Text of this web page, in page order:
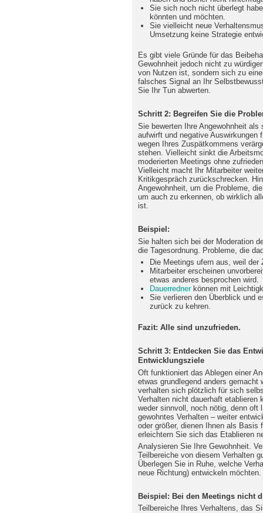
Sie sich noch nicht überlegt
könnten und möchten.
Sie vielleicht neue
Umsetzung keine Strategie
Es gibt viele Gründe für das
Gewohnheit jedoch nicht zu
von Nutzen ist, sondern sich zu
falsches Signal an Ihr
Sie Ihr Tun abwerten.
Schritt 2: Begreifen Sie die
Sie bewerten Ihre Angewohnheit
aufwirft und negative
wegen Ihres Zuspätkommens
stehen. Vielleicht sinkt die
moderierten Meetings ohne
Vielleicht macht Ihr Mitarbeiter
Kritikgespräch zurückschrecken.
Angewohnheit, um die Probleme,
um auch zu erkennen, ob wirklich
ist.
Beispiel:
Sie halten sich bei der Moderation
die Tagesordnung. Probleme, die
Die Meetings ufern aus, weil der
Mitarbeiter erscheinen
etwas anderes besprochen wird.
Dauerrednerkönnen mit
Sie verlieren den Überblick und
zurück zu kehren.
Fazit: Alle sind unzufrieden.
Schritt 3: Entdecken Sie das
Entwicklungsziele
Oft funktioniert das Ablegen einer
etwas grundlegend anders
verhalten sich plötzlich für sich
Verhalten nicht dauerhaft
weder sinnvoll, noch nötig, denn oft
gewohntes Verhalten – weiter
oder größer, dienen Ihnen als Basis
erleichtern Sie sich das Etablieren
Analysieren Sie Ihre Gewohnheit.
Teilbereiche von diesem Verhalten
Überlegen Sie in Ruhe, welche
neue Richtung) entwickeln möchten.
Beispiel: Bei den Meetings nicht
Teilbereiche Ihres Verhaltens, das